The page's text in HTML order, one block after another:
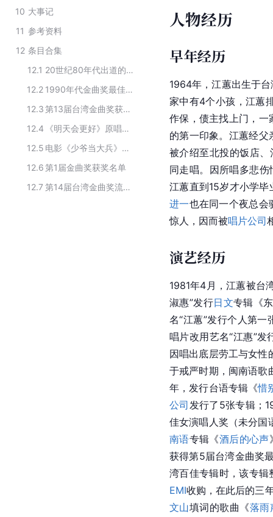
10 大事记
11 参考资料
12 条目合集
12.1
20世纪80年代出道的中国台湾女歌手
12.2
1990年代金曲奖最佳华语女歌手奖
12.3
第13届台湾金曲奖获奖名单
12.4
《明天会更好》原唱群星
12.5
电影《少爷当大兵》的主要演员
12.6第1届金曲奖获奖名单
12.7
第14届台湾金曲奖流行音乐作品类个人奖获奖者
人物经历
早年经历
1964年，江蕙出生于
家中有4个小孩，江蕙
作保，债主找上门，一
的第一印象。江蕙经
被介绍至北投的饭店
同走唱。因所唱多悲
江蕙直到15岁才小学
进一也在同一个夜总会
惊人，因而被唱片公司
演艺经历
1981年4月，江蕙被台
淑惠”发行日文专辑《
名“江蕙”发行个人第一
唱片改用艺名“江惠”
因唱出底层劳工与女性
于戒严时期，闽南语歌
年，发行台语专辑《惜
公司 发行了5张专辑；
佳女演唱人奖（未分国
南语专辑《酒后的心声
获得第5届台湾金曲奖
湾百佳专辑时，该专
EMI收购，在此后的三
文山填词的歌曲《落雨